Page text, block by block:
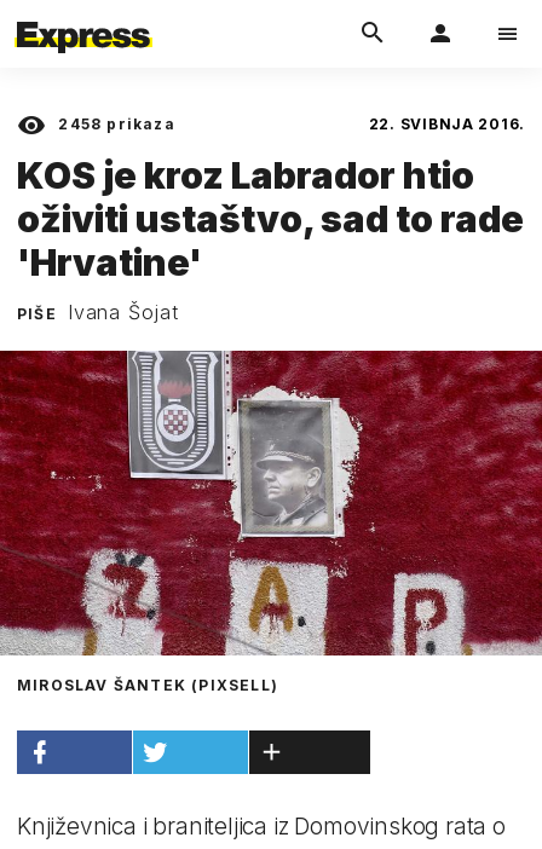
2458 prikaza 22. SVIBNJA 2016.
KOS je kroz Labrador htio
oživiti ustaštvo, sad to rade
'Hrvatine'
PIŠE Ivana Šojat
MIROSLAV ŠANTEK (PIXSELL)
Književnica i braniteljica iz Domovinskog rata o